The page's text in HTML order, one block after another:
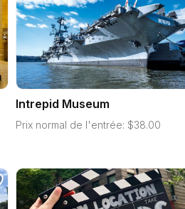
Intrepid Museum
Prix normal de l'entrée: $38.00